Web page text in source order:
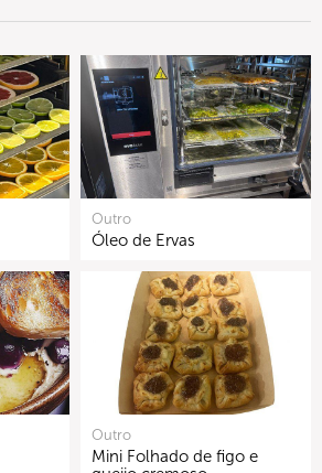
Outro
Óleo de Ervas
Outro
Mini Folhado de figo e